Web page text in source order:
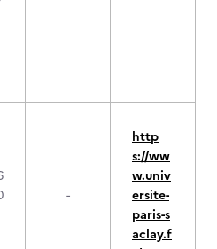
-
http
s://ww
w.univ
ersite-
paris-s
aclay.f